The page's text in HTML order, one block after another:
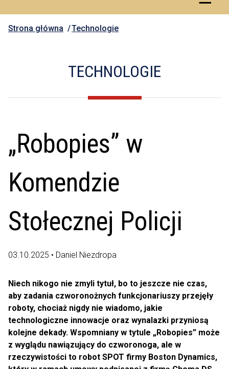
Strona główna Technologie
TECHNOLOGIE
„Robopies” w
Komendzie
Stołecznej Policji
03.10.2025 • Daniel Niezdropa
Niech nikogo nie zmyli tytuł, bo to jeszcze nie czas,
aby zadania czworonożnych funkcjonariuszy przejęły
roboty, chociaż nigdy nie wiadomo, jakie
technologiczne innowacje oraz wynalazki przyniosą
kolejne dekady. Wspomniany w tytule „Robopies” może
z wyglądu nawiązujący do czworonoga, ale w
rzeczywistości to robot SPOT firmy Boston Dynamics,